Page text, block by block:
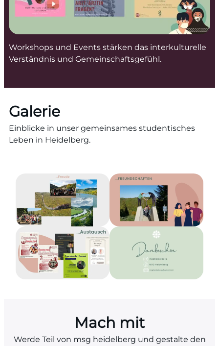
Workshops und Events stärken das interkulturelle
Verständnis und Gemeinschaftsgefühl.
Galerie
Einblicke in unser gemeinsames studentisches
Leben in Heidelberg.
Mach mit
Werde Teil von msg heidelberg und gestalte den